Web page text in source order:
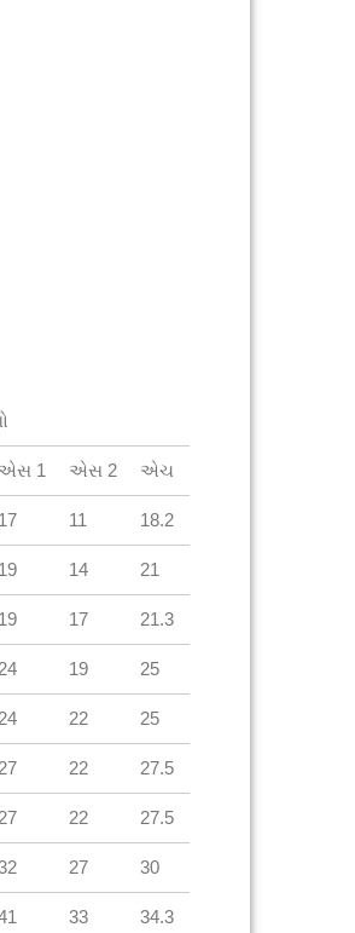
એસ 1 એસ 2 એચ
17 11 18.2
19 14 21
19 17 21.3
24 19 25
24 22 25
27 22 27.5
27 22 27.5
27 30
33 34.3